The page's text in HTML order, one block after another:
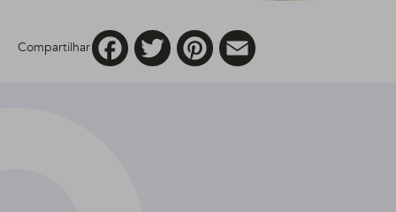
Compartilhar
FacebookTwitter Pinterest